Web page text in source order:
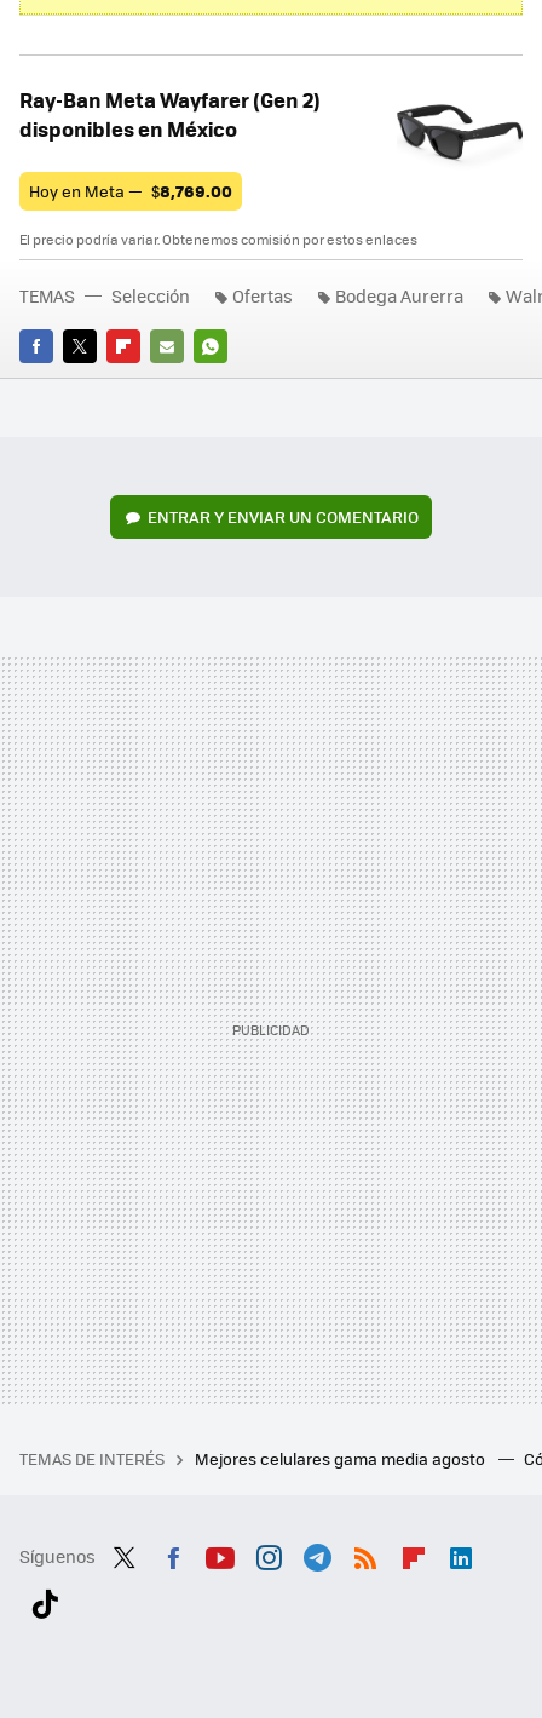
Ray-Ban Meta Wayfarer (Gen 2)
disponibles en México
Hoy en Meta — $8,769.00
El precio podría variar. Obtenemos comisión por estos enlaces
FACEBOOK
TWITTERFLIPBOARD
E-
WHATSAPP
TEMAS Selección Ofertas Bodega Aurerra
ENTRAR Y ENVIAR UN COMENTARIO
TEMAS DE INTERÉS Mejores celulares gama media agosto
Síguenos